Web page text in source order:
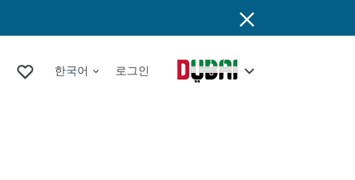
한국어 로그인